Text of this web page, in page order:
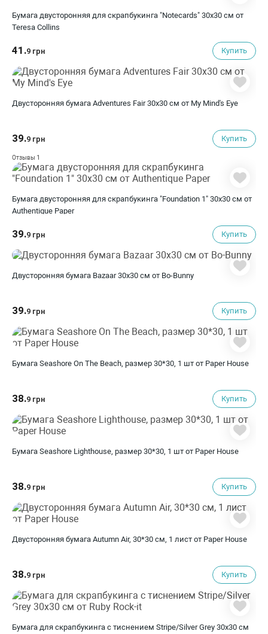
Бумага двусторонняя для скрапбукинга "Notecards" 30х30 см от
Teresa Collins
41.9 грн Купить
Двусторонняя бумага Adventures Fair 30х30 см от My Mind's Eye
39.9 грн Купить
Отзывы 1
Бумага двусторонняя для скрапбукинга "Foundation 1" 30х30 см от
Authentique Paper
39.9 грн Купить
Двусторонняя бумага Bazaar 30х30 см от Bo-Bunny
39.9 грн Купить
Бумага Seashore On The Beach, размер 30*30, 1 шт от Paper House
38.9 грн Купить
Бумага Seashore Lighthouse, размер 30*30, 1 шт от Paper House
38.9 грн Купить
Двусторонняя бумага Autumn Air, 30*30 см, 1 лист от Paper House
38.9 грн Купить
Бумага для скрапбукинга с тиснением Stripe/Silver Grey 30х30 см